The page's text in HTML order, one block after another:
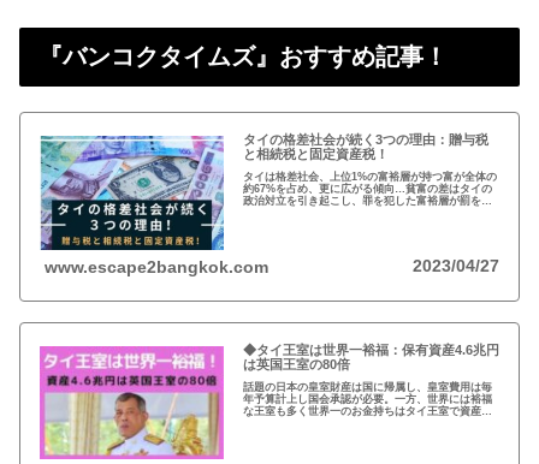
『バンコクタイムズ』おすすめ記事！
タイの格差社会が続く3つの理由：贈与税
と相続税と固定資産税！
タイは格差社会、上位1%の富裕層が持つ富が全体の
約67%を占め、更に広がる傾向…貧富の差はタイの
政治対立を引き起こし、罪を犯した富裕層が罰を免
www.escape2bangkok.com 2023/04/27
◆タイ王室は世界一裕福：保有資産4.6兆円
は英国王室の80倍
話題の日本の皇室財産は国に帰属し、皇室費用は毎
年予算計上し国会承認が必要。一方、世界には裕福
な王室も多く世界一のお金持ちはタイ王室で資産は